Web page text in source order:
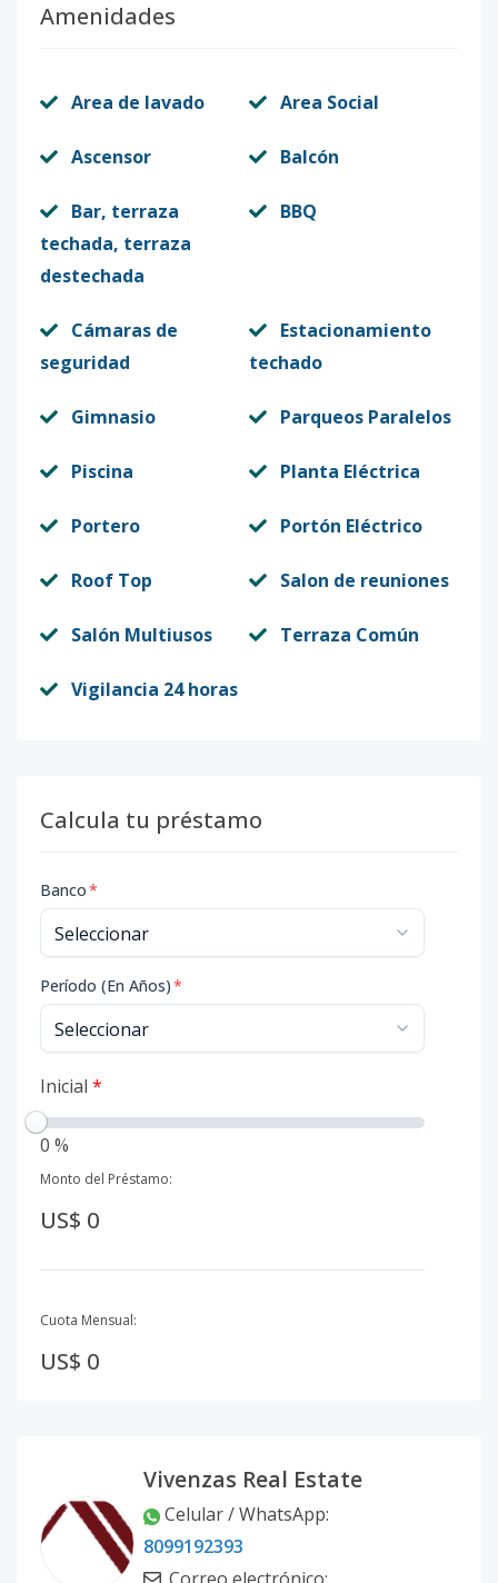
Amenidades
Area de lavado Area Social
Ascensor Balcón
Bar, terraza
techada, terraza
destechada
BBQ
Cámaras de
seguridad
Estacionamiento
techado
Gimnasio Parqueos Paralelos
Piscina Planta Eléctrica
Portero Portón Eléctrico
Roof Top Salon de reuniones
Salón Multiusos Terraza Común
Vigilancia 24 horas
Calcula tu préstamo
Banco*
Período (En Años)*
Inicial *
0 %
Monto del Préstamo:
US$ 0
Cuota Mensual:
US$ 0
Vivenzas Real Estate
Celular / WhatsApp:
8099192393